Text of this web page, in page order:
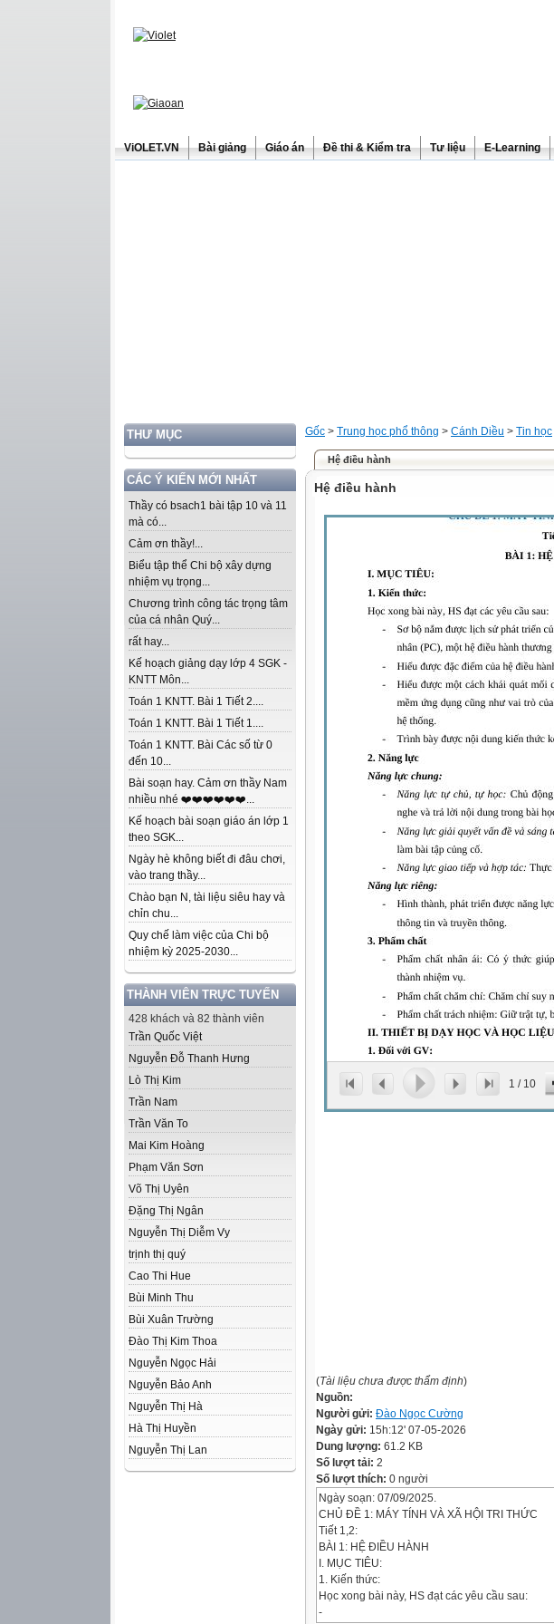
ViOLET.VN Bài giảng Giáo án Đề thi & Kiểm tra Tư liệu E-Learning
THƯ MỤC
CÁC Ý KIẾN MỚI NHẤT
Thầy có bsach1 bài tập 10 và 11
mà có...
Cảm ơn thầy!...
Biểu tập thể Chi bộ xây dựng
nhiệm vụ trọng...
Chương trình công tác trọng tâm
của cá nhân Quý...
rất hay...
Kế hoạch giảng dạy lớp 4 SGK -
KNTT Môn...
Toán 1 KNTT. Bài 1 Tiết 2....
Toán 1 KNTT. Bài 1 Tiết 1....
Toán 1 KNTT. Bài Các số từ 0
đến 10...
Bài soạn hay. Cảm ơn thầy Nam
nhiều nhé ❤️❤️❤️❤️❤️❤️...
Kế hoạch bài soạn giáo án lớp 1
theo SGK...
Ngày hè không biết đi đâu chơi,
vào trang thầy...
Chào bạn N, tài liệu siêu hay và
chỉn chu...
Quy chế làm việc của Chi bộ
nhiệm kỳ 2025-2030...
THÀNH VIÊN TRỰC TUYẾN
428 khách và 82 thành viên
Trần Quốc Việt
Nguyễn Đỗ Thanh Hưng
Lò Thị Kim
Trần Nam
Trần Văn To
Mai Kim Hoàng
Phạm Văn Sơn
Võ Thị Uyên
Đặng Thị Ngân
Nguyễn Thị Diễm Vy
trịnh thị quý
Cao Thi Hue
Bùi Minh Thu
Bùi Xuân Trường
Đào Thị Kim Thoa
Nguyễn Ngọc Hải
Nguyễn Bảo Anh
Nguyễn Thị Hà
Hà Thị Huyền
Nguyễn Thị Lan
Gốc > Trung học phổ thông > Cánh Diều > Tin học
Hệ điều hành
Hệ điều hành
1 / 10
(Tài liệu chưa được thẩm định)
Nguồn:
Người gửi: Đào Ngọc Cường
Ngày gửi: 15h:12' 07-05-2026
Dung lượng: 61.2 KB
Số lượt tải: 2
Số lượt thích: 0 người
Ngày soạn: 07/09/2025.
CHỦ ĐỀ 1: MÁY TÍNH VÀ XÃ HỘI TRI THỨC
Tiết 1,2:
BÀI 1: HỆ ĐIỀU HÀNH
I. MỤC TIÊU:
1. Kiến thức:
Học xong bài này, HS đạt các yêu cầu sau:
-